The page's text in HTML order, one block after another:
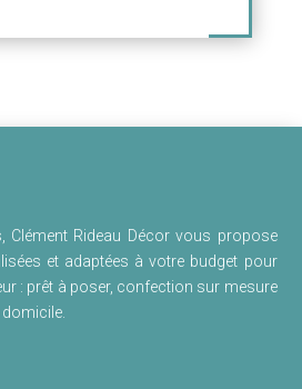
Clément Rideau Décor vous propose
et adaptées à votre budget pour
: prêt à poser, confection sur mesure